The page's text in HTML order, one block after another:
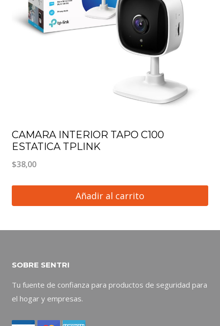
CAMARA INTERIOR TAPO C100
ESTATICA TPLINK
$38,00
Añadir al carrito
SOBRE SENTRI
Tu fuente de confianza para productos de seguridad para
el hogar y empresas.